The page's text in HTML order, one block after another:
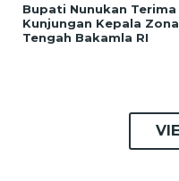
Bupati Nunukan Terima
Kunjungan Kepala Zona
Tengah Bakamla RI